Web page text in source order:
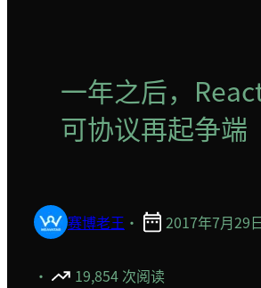
一年之后，
可协议再起争端
赛博老王 · 2017年7月29
· 19,854 次阅读